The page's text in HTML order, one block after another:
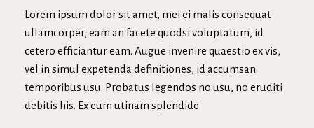
Lorem ipsum dolor sit amet, mei ei malis consequat
ullamcorper, eam an facete quodsi voluptatum, id
cetero efficiantur eam. Augue invenire quaestio ex vis,
vel in simul expetenda definitiones, id accumsan
temporibus usu. Probatus legendos no usu, no eruditi
debitis his. Ex eum utinam splendide